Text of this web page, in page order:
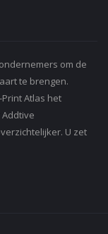
om de
te brengen.
Atlas het
U zet